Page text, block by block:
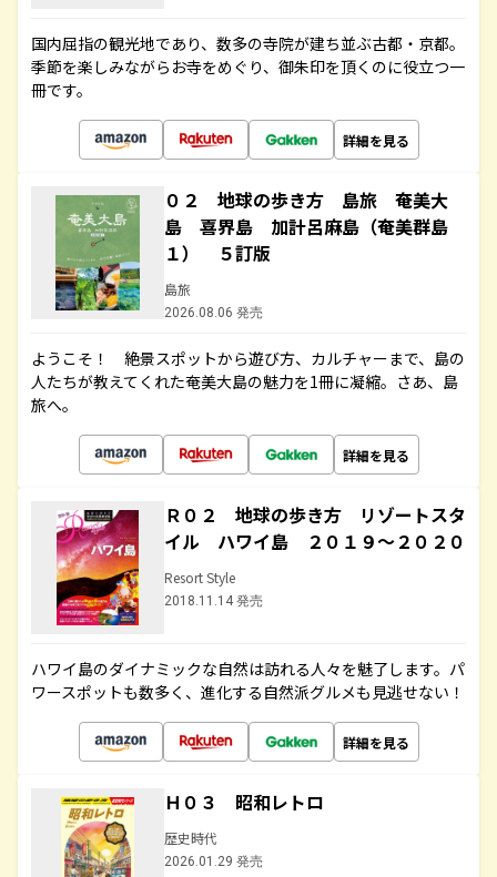
国内屈指の観光地であり、数多の寺院が建ち並ぶ古都・京都。
季節を楽しみながらお寺をめぐり、御朱印を頂くのに役立つ一
冊です。
詳細を見る
０２ 地球の歩き方 島旅 奄美大
島 喜界島 加計呂麻島（奄美群島
１） ５訂版
島旅
2026.08.06 発売
ようこそ！ 絶景スポットから遊び方、カルチャーまで、島の
人たちが教えてくれた奄美大島の魅力を1冊に凝縮。さあ、島
旅へ。
詳細を見る
Ｒ０２ 地球の歩き方 リゾートスタ
イル ハワイ島 ２０１９～２０２０
Resort Style
2018.11.14 発売
ハワイ島のダイナミックな自然は訪れる人々を魅了します。パ
ワースポットも数多く、進化する自然派グルメも見逃せない！
詳細を見る
Ｈ０３ 昭和レトロ
歴史時代
2026.01.29 発売